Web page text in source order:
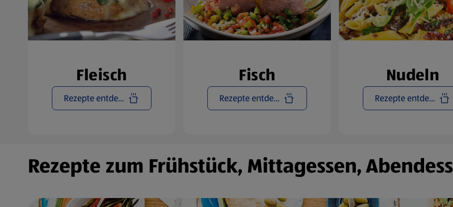
Fleisch
Rezepte entdecken
Fisch
Rezepte entdecken
Nudeln
Rezepte entdecken
Rezepte zum Frühstück, Mittagessen,